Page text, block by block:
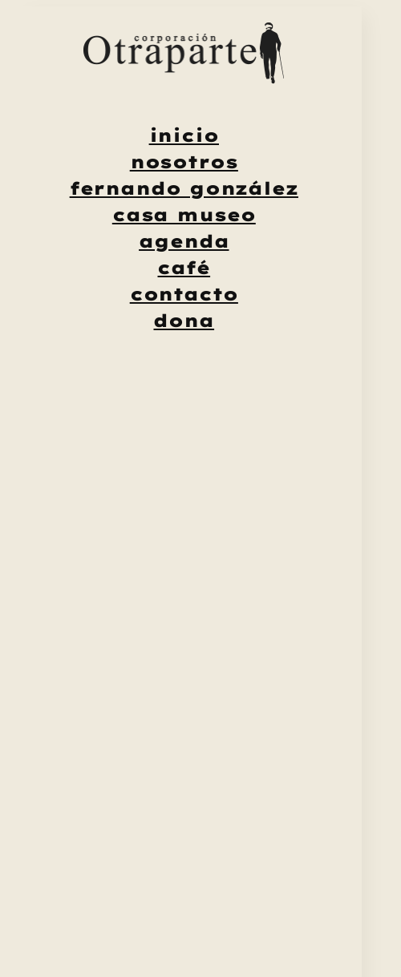
inicio
nosotros
fernando gonzález
casa museo
agenda
café
contacto
dona